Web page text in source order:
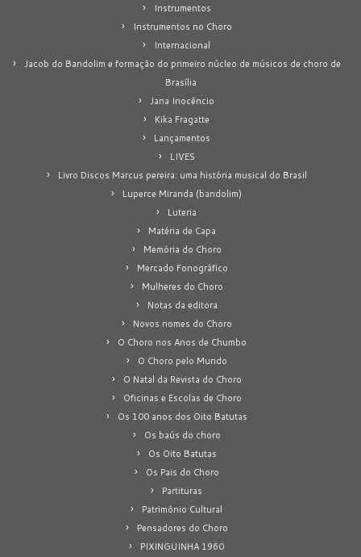
Instrumentos
Instrumentos no Choro
Internacional
Jacob do Bandolim e formação do primeiro núcleo de músicos de choro de
Brasília
Jana Inocêncio
Kika Fragatte
Lançamentos
LIVES
Livro Discos Marcus pereira: uma história musical do Brasil
Luperce Miranda (bandolim)
Luteria
Matéria de Capa
Memória do Choro
Mercado Fonográfico
Mulheres do Choro
Notas da editora
Novos nomes do Choro
O Choro nos Anos de Chumbo
O Choro pelo Mundo
O Natal da Revista do Choro
Oficinas e Escolas de Choro
Os 100 anos dos Oito Batutas
Os baús do choro
Os Oito Batutas
Os Pais do Choro
Partituras
Patrimônio Cultural
Pensadores do Choro
PIXINGUINHA 1960